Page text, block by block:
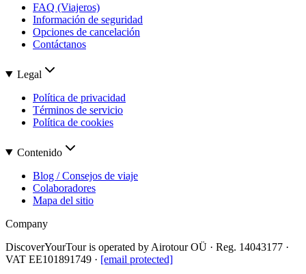
FAQ (Viajeros)
Información de seguridad
Opciones de cancelación
Contáctanos
Legal
Política de privacidad
Términos de servicio
Política de cookies
Contenido
Blog / Consejos de viaje
Colaboradores
Mapa del sitio
Company
DiscoverYourTour is operated by Airotour OÜ · Reg. 14043177 ·
VAT EE101891749 · [email protected]